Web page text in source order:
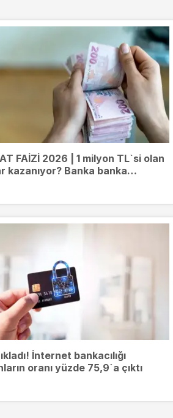
FAİZİ 2026 | 1 milyon TL`si olan
kazanıyor? Banka banka
İnternet bankacılığı
oranı yüzde 75,9`a çıktı